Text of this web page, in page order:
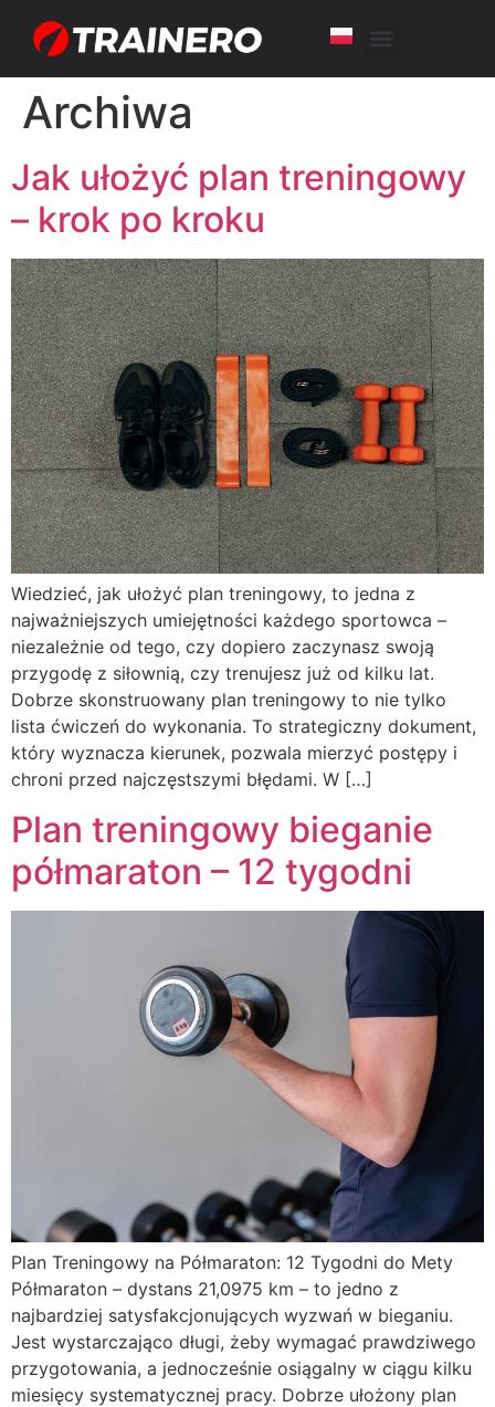
Archiwa
Jak ułożyć plan treningowy
– krok po kroku
Wiedzieć, jak ułożyć plan treningowy, to jedna z
najważniejszych umiejętności każdego sportowca –
niezależnie od tego, czy dopiero zaczynasz swoją
przygodę z siłownią, czy trenujesz już od kilku lat.
Dobrze skonstruowany plan treningowy to nie tylko
lista ćwiczeń do wykonania. To strategiczny dokument,
który wyznacza kierunek, pozwala mierzyć postępy i
chroni przed najczęstszymi błędami. W […]
Plan treningowy bieganie
półmaraton – 12 tygodni
Plan Treningowy na Półmaraton: 12 Tygodni do Mety
Półmaraton – dystans 21,0975 km – to jedno z
najbardziej satysfakcjonujących wyzwań w bieganiu.
Jest wystarczająco długi, żeby wymagać prawdziwego
przygotowania, a jednocześnie osiągalny w ciągu kilku
miesięcy systematycznej pracy. Dobrze ułożony plan